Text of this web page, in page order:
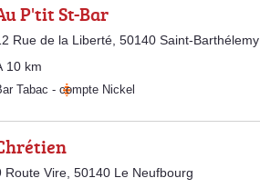
P'tit St-Bar
Rue de la Liberté, 50140 Saint-Barthélemy
10 km
Tabac - compte Nickel
Route Vire, 50140 Le Neufbourg